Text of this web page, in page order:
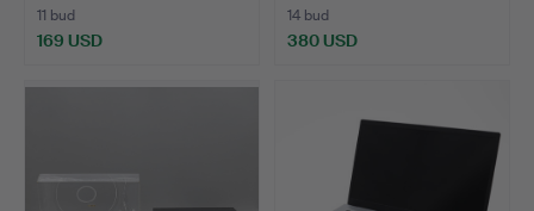
11 bud
169 USD
14 bud
380 USD